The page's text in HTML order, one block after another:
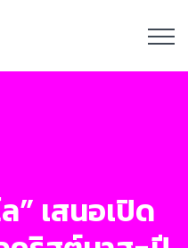
” เสนอเปิด